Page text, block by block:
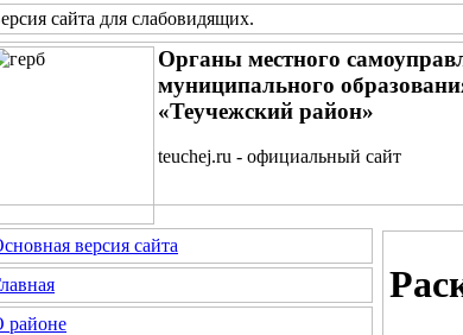
сайта для слабовидящих.
Органы местного
муниципального
«Теучежский район»
teuchej.ru - официальный сайт
версия сайта
районе